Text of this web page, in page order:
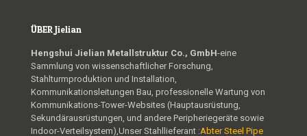
ÜBER Jielian
Hengshui Jielian Metallstruktur Co., GmbH-eine
Sammlung von wissenschaftlicher Forschung,
Stahlturmproduktion und Installation,
Kommunikationsleitungen Bau, professionelle Wartung von
Kommunikations-Tower-Websites (Hauptausrüstung,
Sekundärausrüstungen, und andere Peripheriegeräte sowie
Indoor-Verteilsystem),Unser Stahllieferant :Abter Steel Pipe